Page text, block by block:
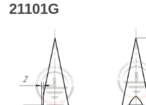
21101G